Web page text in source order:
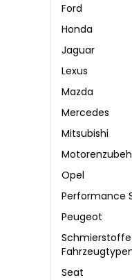
Ford
Honda
Jaguar
Lexus
Mazda
Mercedes
Mitsubishi
Opel
Performance
Peugeot
Schmierstoffe
Seat